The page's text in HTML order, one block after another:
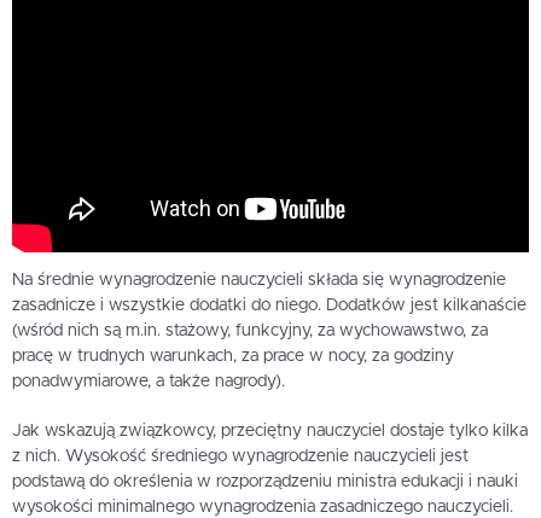
Na średnie wynagrodzenie nauczycieli składa się wynagrodzenie
zasadnicze i wszystkie dodatki do niego. Dodatków jest kilkanaście
(wśród nich są m.in. stażowy, funkcyjny, za wychowawstwo, za
pracę w trudnych warunkach, za prace w nocy, za godziny
ponadwymiarowe, a także nagrody).
Jak wskazują związkowcy, przeciętny nauczyciel dostaje tylko kilka
z nich. Wysokość średniego wynagrodzenie nauczycieli jest
podstawą do określenia w rozporządzeniu ministra edukacji i nauki
wysokości minimalnego wynagrodzenia zasadniczego nauczycieli.